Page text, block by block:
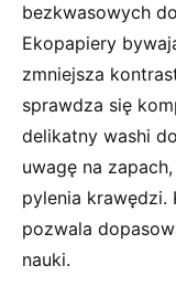
bezkwasowych
Ekopapiery
zmniejsza
sprawdza się
delikatny washi
uwagę na
pylenia krawędzi.
pozwala
nauki.